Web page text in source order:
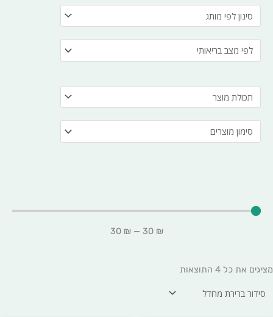
₪
30
—
₪
30
מציגים את כל ⁦4⁩ התוצאות